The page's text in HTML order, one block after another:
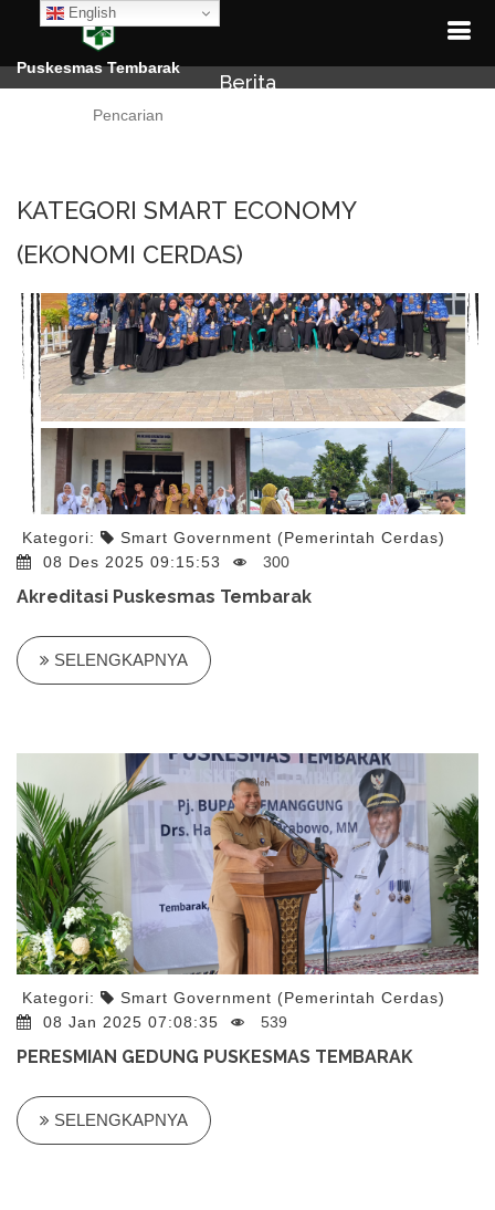
English
Puskesmas Tembarak
Berita
KATEGORI SMART ECONOMY
(EKONOMI CERDAS)
Kategori:
Smart Government (Pemerintah Cerdas)
08 Des 2025 09:15:53
300
Akreditasi Puskesmas Tembarak
SELENGKAPNYA
Kategori:
Smart Government (Pemerintah Cerdas)
08 Jan 2025 07:08:35
539
PERESMIAN GEDUNG PUSKESMAS TEMBARAK
SELENGKAPNYA